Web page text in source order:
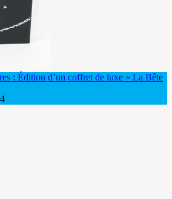
: Édition d’un coffret de luxe « La Bête